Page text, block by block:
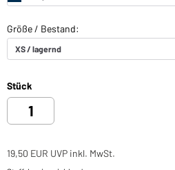
Stück
19,50 EUR UVP inkl. MwSt.